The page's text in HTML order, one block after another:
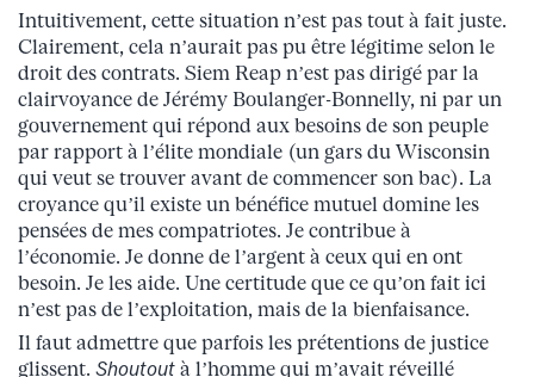
Intuitivement, cette situation n’est pas tout à fait juste.
Clairement, cela n’aurait pas pu être légitime selon le
droit des contrats. Siem Reap n’est pas dirigé par la
clairvoyance de Jérémy Boulanger-Bonnelly, ni par un
gouvernement qui répond aux besoins de son peuple
par rapport à l’élite mondiale (un gars du Wisconsin
qui veut se trouver avant de commencer son bac). La
croyance qu’il existe un bénéfice mutuel domine les
pensées de mes compatriotes. Je contribue à
l’économie. Je donne de l’argent à ceux qui en ont
besoin. Je les aide. Une certitude que ce qu’on fait ici
n’est pas de l’exploitation, mais de la bienfaisance.
Il faut admettre que parfois les prétentions de justice
glissent. Shoutout à l’homme qui m’avait réveillé